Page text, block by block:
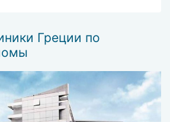
Греции по